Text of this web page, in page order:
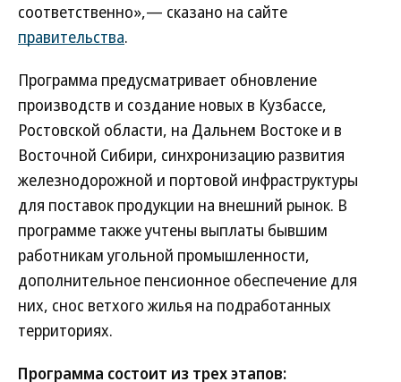
соответственно»,— сказано на сайте
правительства.
Программа предусматривает обновление
производств и создание новых в Кузбассе,
Ростовской области, на Дальнем Востоке и в
Восточной Сибири, синхронизацию развития
железнодорожной и портовой инфраструктуры
для поставок продукции на внешний рынок. В
программе также учтены выплаты бывшим
работникам угольной промышленности,
дополнительное пенсионное обеспечение для
них, снос ветхого жилья на подработанных
территориях.
Программа состоит из трех этапов: